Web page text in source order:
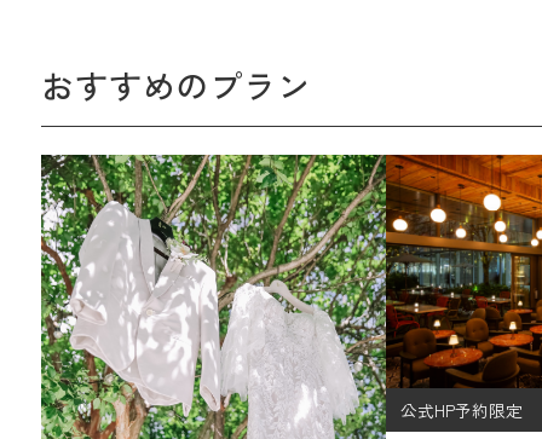
おすすめのプラン
公式HP予約限定